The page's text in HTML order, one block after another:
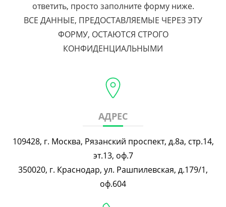
ответить, просто заполните форму ниже.
ВСЕ ДАННЫЕ, ПРЕДОСТАВЛЯЕМЫЕ ЧЕРЕЗ ЭТУ
ФОРМУ, ОСТАЮТСЯ СТРОГО
КОНФИДЕНЦИАЛЬНЫМИ
АДРЕС
109428, г. Москва, Рязанский проспект, д.8а, стр.14,
эт.13, оф.7
350020, г. Краснодар, ул. Рашпилевская, д.179/1,
оф.604